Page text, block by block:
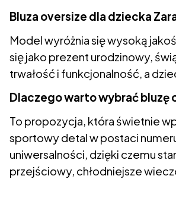
Bluza oversize dla dziecka
Model wyróżnia się wysoką
się jako prezent urodzinowy,
trwałość i funkcjonalność, a
Dlaczego warto wybrać bluzę
To propozycja, która świetnie
sportowy detal w postaci
uniwersalności, dzięki czemu
przejściowy, chłodniejsze